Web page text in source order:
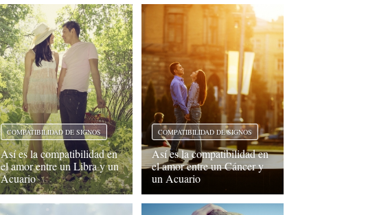
COMPATIBILIDAD DE SIGNOS
Así es la compatibilidad en
el amor entre un Libra y un
Acuario
COMPATIBILIDAD DE SIGNOS
Así es la compatibilidad en
el amor entre un Cáncer y
un Acuario